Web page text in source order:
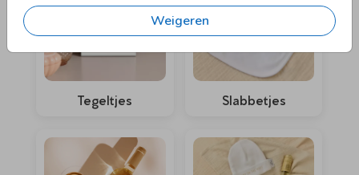
Weigeren
Tegeltjes Slabbetjes